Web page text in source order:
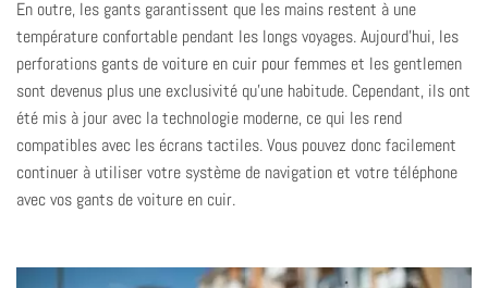
En outre, les gants garantissent que les mains restent à une
température confortable pendant les longs voyages. Aujourd'hui, les
perforations gants de voiture en cuir pour femmes et les gentlemen
sont devenus plus une exclusivité qu'une habitude. Cependant, ils ont
été mis à jour avec la technologie moderne, ce qui les rend
compatibles avec les écrans tactiles. Vous pouvez donc facilement
continuer à utiliser votre système de navigation et votre téléphone
avec vos gants de voiture en cuir.